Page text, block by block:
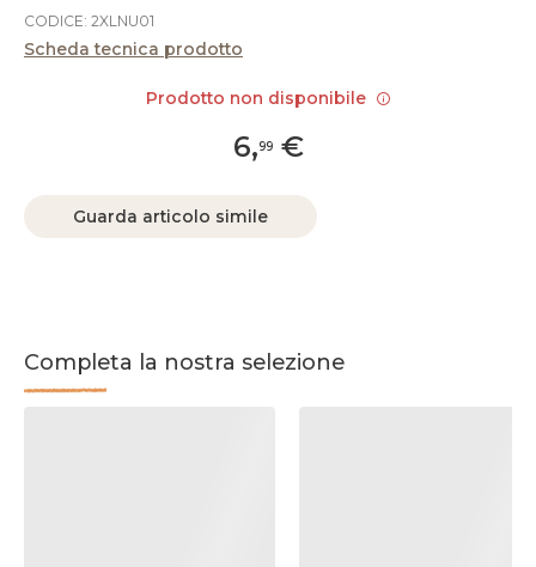
CODICE: 2XLNU01
Scheda tecnica prodotto
6,99€
Guarda articolo simile
Completa la nostra selezione